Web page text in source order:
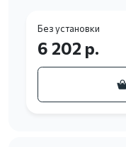
Без установки
6 202 р.